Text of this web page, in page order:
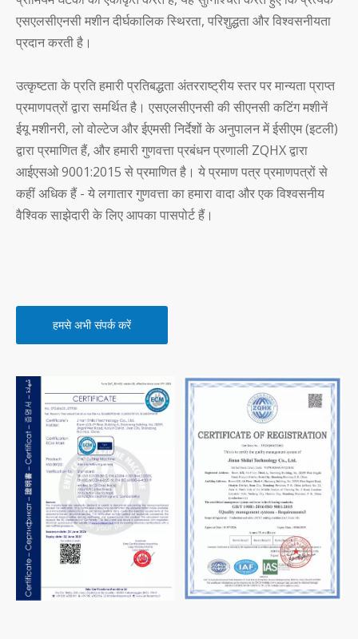
एसएलसीएनसी मशीन दीर्घकालिक स्थिरता, परिशुद्धता और विश्वसनीयता
प्रदान करती है।
उत्कृष्टता के प्रति हमारी प्रतिबद्धता अंतरराष्ट्रीय स्तर पर मान्यता प्राप्त
प्रमाणपत्रों द्वारा समर्थित है। एसएलसीएनसी की सीएनसी कटिंग मशीनें
ईयू मशीनरी, लो वोल्टेज और ईएमसी निर्देशों के अनुपालन में ईसीएम (इटली)
द्वारा प्रमाणित हैं, और हमारी गुणवत्ता प्रबंधन प्रणाली ZQHX द्वारा
आईएसओ 9001:2015 से प्रमाणित है। ये प्रमाण पत्र प्रमाणपत्रों से
कहीं अधिक हैं - ये लगातार गुणवत्ता का हमारा वादा और एक विश्वसनीय
वैश्विक साझेदारी के लिए आपका पासपोर्ट हैं।
हमसे अभी संपर्क करें